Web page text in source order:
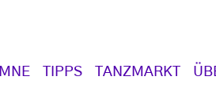
TIPPS TANZMARKT